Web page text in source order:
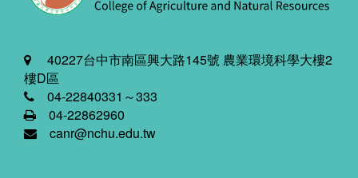
40227台中市南區興大路145號 農業環境科學大樓2
樓D區
04-22840331～333
04-22862960
canr@nchu.edu.tw